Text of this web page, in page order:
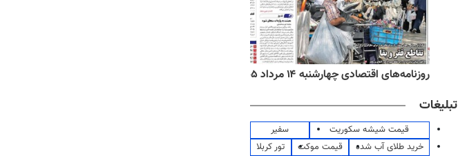
روزنامه‌های اقتصادی چهارشنبه ۱۴ مرداد ۱۴۰۵
تبلیغات
قیمت شیشه سکوریت
سفیر
خرید طلای آب شده
قیمت موکت
تور کربلا